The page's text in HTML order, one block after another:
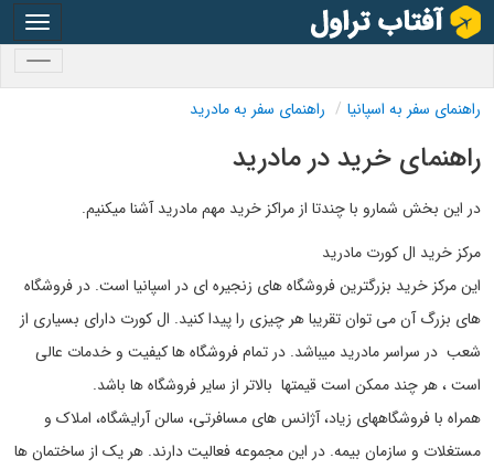
راهنمای سفر به اسپانیا راهنمای سفر به مادرید
راهنمای خرید در مادرید
در این بخش شمارو با چندتا از مراکز خرید مهم مادرید آشنا میکنیم.
مرکز خرید ال کورت مادرید
این مرکز خرید بزرگترین فروشگاه های زنجیره ای در اسپانیا است. در فروشگاه
های بزرگ آن می توان تقریبا هر چیزی را پیدا کنید. ال کورت دارای بسیاری از
شعب در سراسر مادرید میباشد. در تمام فروشگاه ها کیفیت و خدمات عالی
است ، هر چند ممکن است قیمتها بالاتر از سایر فروشگاه ها باشد.
همراه با فروشگاههای زیاد، آژانس های مسافرتی، سالن آرایشگاه، املاک و
مستغلات و سازمان بیمه. در این مجموعه فعالیت دارند. هر یک از ساختمان ها